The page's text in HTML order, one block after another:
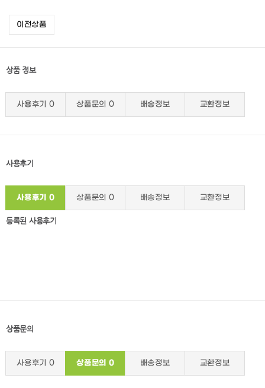
이전상품
상품 정보
사용후기 0 상품문의 0 배송정보 교환정보
사용후기
사용후기 0 상품문의 0 배송정보 교환정보
등록된 사용후기
상품문의
사용후기 0 상품문의 0 배송정보 교환정보